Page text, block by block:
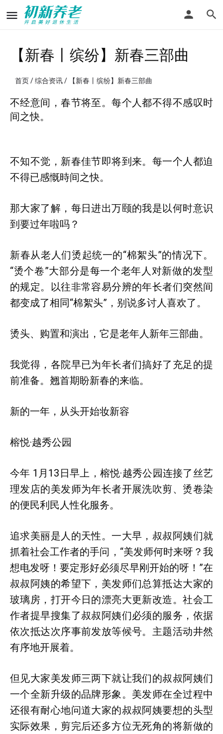
【新春丨缤纷】新春三部曲
首页/综合资讯/ 【新春丨缤纷】新春三部曲
不经意间，春节将至。每个人都不得不感叹时
间之快。
不知不觉，新春佳节即将到来。每一个人都迫
不得已感慨時间之快。
那大家了解，每日进出万颐的我是以何时意识
到要过年啦吗？
新春从老人们烫起统一的“棉絮头”的情况下。
“烫个卷”大部分是每一个老年人对新做的发型
的规定。以往非常容易分辨的年长者们突然间
都变成了相同“棉絮头”，别说多讨人喜欢了。
烫头、购置和演出，它是老年人新年三部曲。
我觉得，各院早已为年长者们搞好了充足的提
前准备。翘首期盼新春的来临。
新的一年，从头开始妆新容
榕悦·越秀公园
今年 1月13日早上，榕悦·越秀公园连接了丝艺
理发店的美发师为年长者开展洗吹剪、烫卷染
的便民利民人性化服务。
追求美丽是人的天性。一大早，叔叔阿姨们就
抓着社会工作者的手问，“美发师何时来呀？我
想电发呀！要定形好必须尽早刚开始的呀！”在
叔叔阿姨的希望下，美发师们总算抵达大家的
玻璃房，打开今日的漂亮大更新改造。社会工
作者提早搜集了叔叔阿姨们必须的服务，依据
依次抵达次序事前发放等候号。主题活动井然
有序地开展着。
但见大家美发师三两下就让我们的叔叔阿姨们
一个全新升级的品牌形象。美发师在全过程中
还很有耐心地问道大家的叔叔阿姨要想的头型
实际效果，剪完后还多方位无死角的将新做的